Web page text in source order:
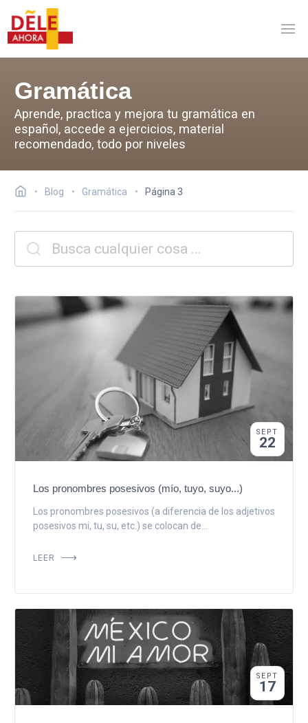
Gramática
Aprende, practica y mejora tu gramática en
español, accede a ejercicios, material
recomendado, todo por niveles
Blog Gramática Página 3
SEPT
22
Los pronombres posesivos (mío, tuyo, suyo...)
Los pronombres posesivos (a diferencia de los adjetivos
posesivos mi, tu, su, etc.) se colocan de...
LEER
SEPT
17